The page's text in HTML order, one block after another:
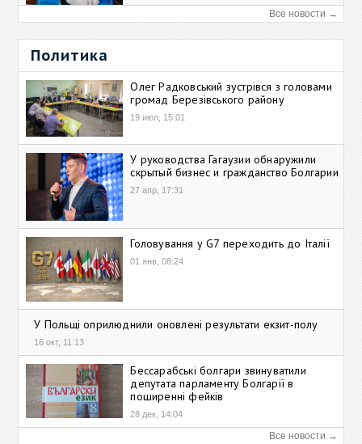
Все новости →
Политика
Олег Радковський зустрівся з головами
громад Березівського району
19 июл, 15:01
У руководства Гагаузии обнаружили
скрытый бизнес и гражданство Болгарии
27 апр, 17:31
Головування у G7 переходить до Італії
01 янв, 08:24
У Польщі оприлюднили оновлені результати екзит-полу
16 окт, 11:13
Бессарабські болгари звинуватили
депутата парламенту Болгарії в
поширенні фейків
28 дек, 14:04
Все новости →